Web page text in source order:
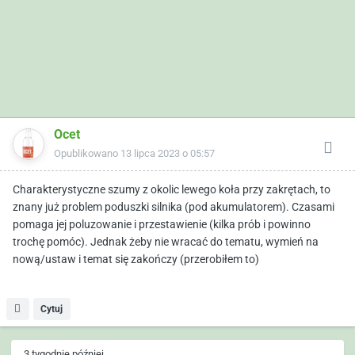
Ocet
Opublikowano 13 lipca 2023 o 05:57
Charakterystyczne szumy z okolic lewego koła przy zakrętach, to
znany już problem poduszki silnika (pod akumulatorem). Czasami
pomaga jej poluzowanie i przestawienie (kilka prób i powinno
trochę pomóc). Jednak żeby nie wracać do tematu, wymień na
nową/ustaw i temat się zakończy (przerobiłem to)
Cytuj